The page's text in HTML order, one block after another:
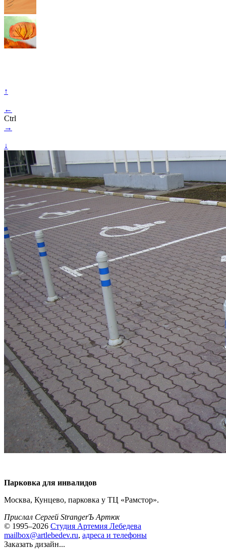
↑
←
Ctrl
→
↓
Парковка для инвалидов
Москва, Кунцево, парковка у ТЦ «Рамстор».
Прислал Сергей StrangerЪ Артюх
© 1995–2026 Студия Артемия Лебедева
mailbox@artlebedev.ru, адреса и телефоны
Заказать дизайн...